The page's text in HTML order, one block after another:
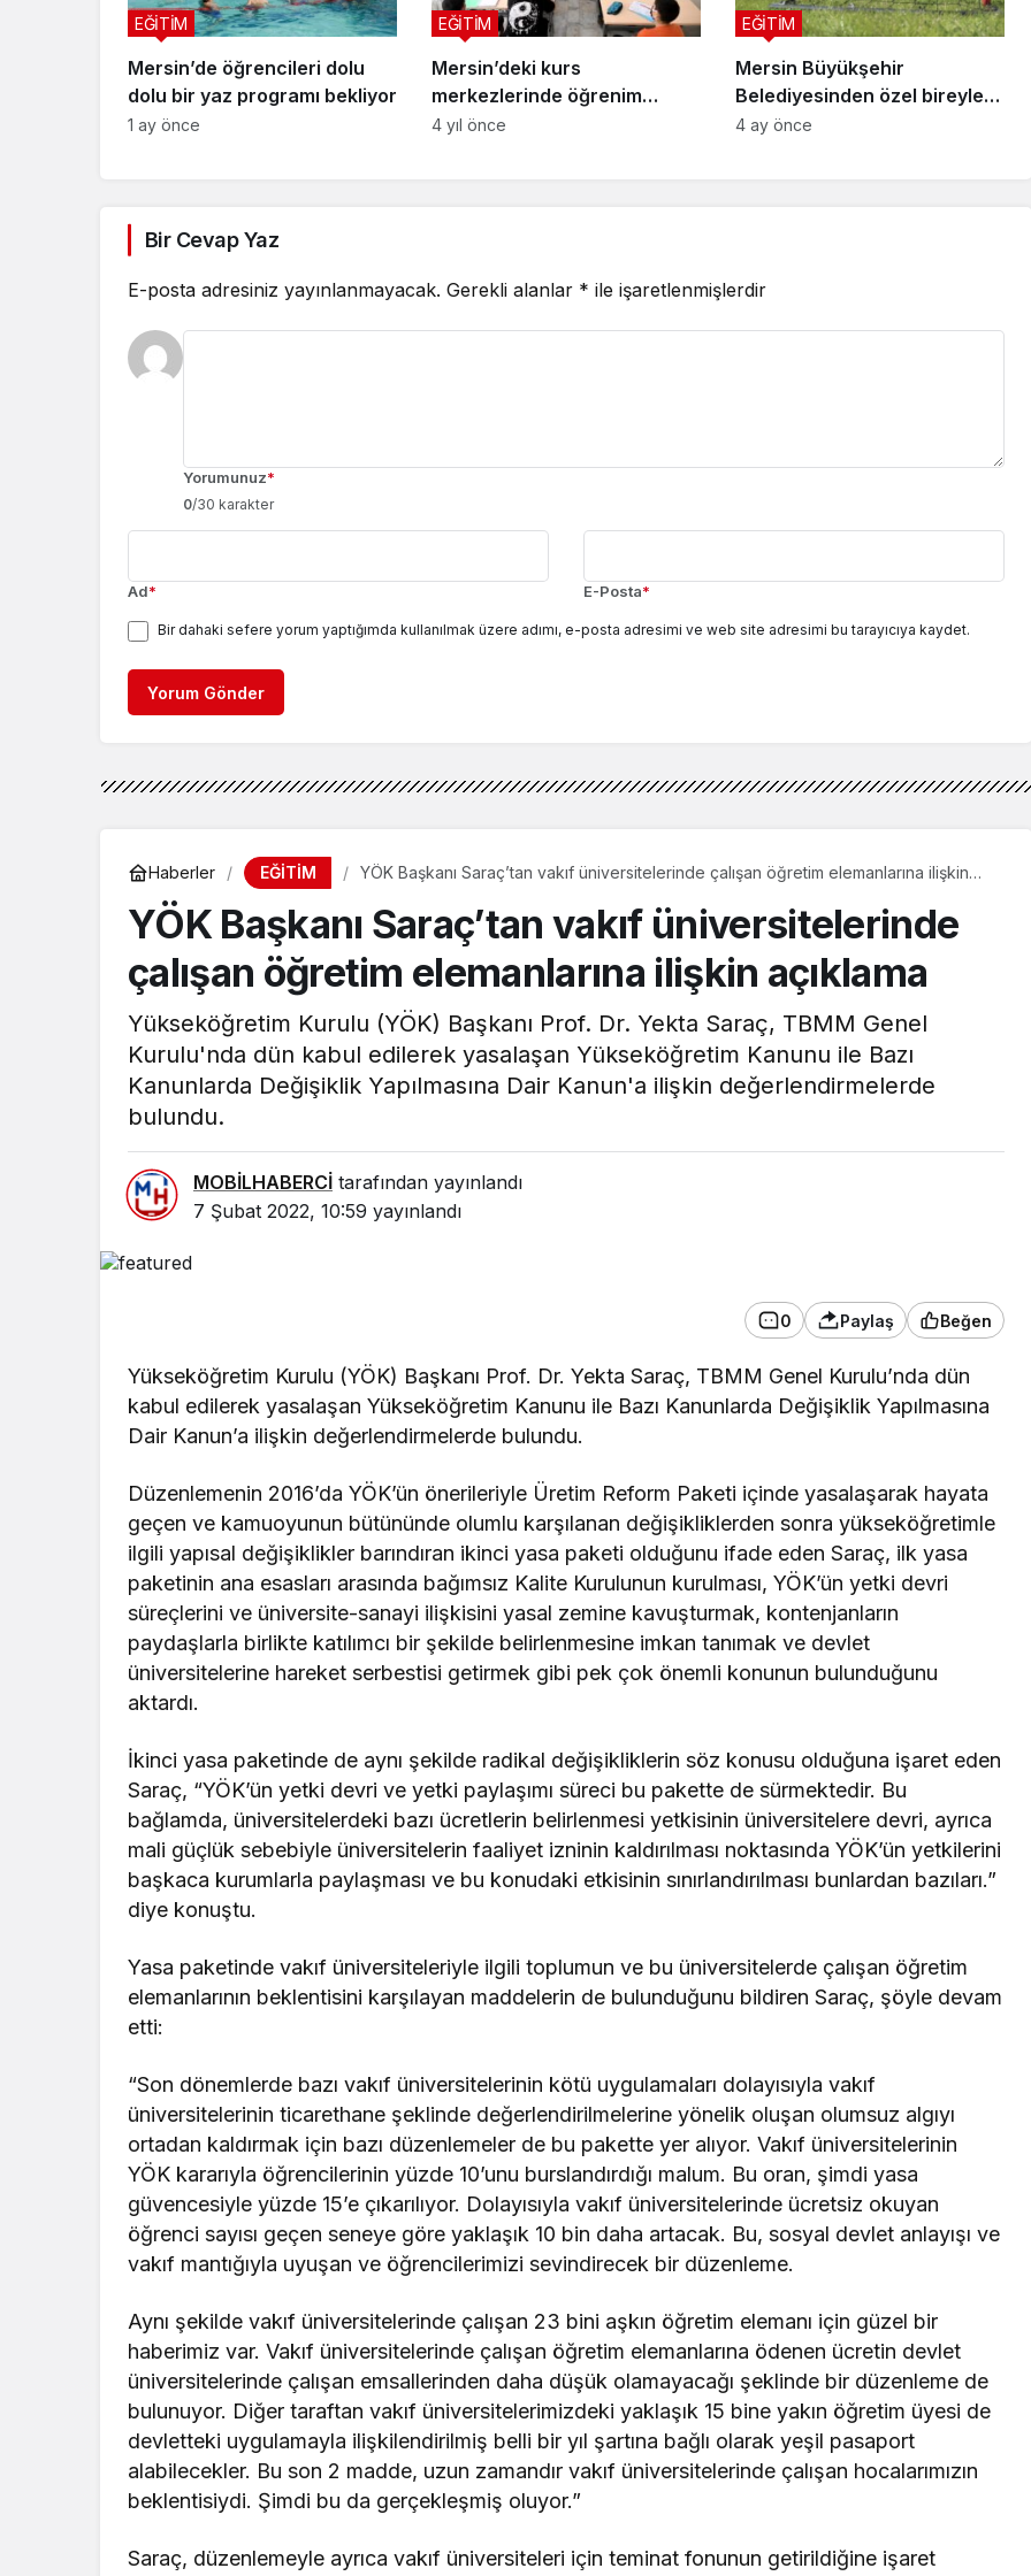
Mersin’de öğrencileri dolu
dolu bir yaz programı bekliyor
EĞİTİM
1 ay önce
Mersin’deki kurs
merkezlerinde öğrenim
desteği alan öğrencilerden
EĞİTİM
4 yıl önce
Mersin Büyükşehir
Belediyesinden özel bireylere
engelsiz yaşam desteği
EĞİTİM
4 ay önce
Bir Cevap Yaz
E-posta adresiniz yayınlanmayacak. Gerekli alanlar * ile işaretlenmişlerdir
Yorumunuz*
0/30 karakter
Ad* E-Posta*
Bir dahaki sefere yorum yaptığımda kullanılmak üzere adımı, e-posta adresimi ve web site adresimi bu tarayıcıya kaydet.
Yorum Gönder
Haberler EĞİTİM
YÖK Başkanı Saraç’tan vakıf üniversitelerinde çalışan öğretim elemanlarına ilişkin
YÖK Başkanı Saraç’tan vakıf üniversitelerinde
çalışan öğretim elemanlarına ilişkin açıklama
Yükseköğretim Kurulu (YÖK) Başkanı Prof. Dr. Yekta Saraç, TBMM Genel
Kurulu'nda dün kabul edilerek yasalaşan Yükseköğretim Kanunu ile Bazı
Kanunlarda Değişiklik Yapılmasına Dair Kanun'a ilişkin değerlendirmelerde
bulundu.
MOBİLHABERCİ tarafından yayınlandı
7 Şubat 2022, 10:59 yayınlandı
0 Paylaş Beğen
Yükseköğretim Kurulu (YÖK) Başkanı Prof. Dr. Yekta Saraç, TBMM Genel Kurulu’nda dün
kabul edilerek yasalaşan Yükseköğretim Kanunu ile Bazı Kanunlarda Değişiklik Yapılmasına
Dair Kanun’a ilişkin değerlendirmelerde bulundu.
Düzenlemenin 2016’da YÖK’ün önerileriyle Üretim Reform Paketi içinde yasalaşarak hayata
geçen ve kamuoyunun bütününde olumlu karşılanan değişikliklerden sonra yükseköğretimle
ilgili yapısal değişiklikler barındıran ikinci yasa paketi olduğunu ifade eden Saraç, ilk yasa
paketinin ana esasları arasında bağımsız Kalite Kurulunun kurulması, YÖK’ün yetki devri
süreçlerini ve üniversite-sanayi ilişkisini yasal zemine kavuşturmak, kontenjanların
paydaşlarla birlikte katılımcı bir şekilde belirlenmesine imkan tanımak ve devlet
üniversitelerine hareket serbestisi getirmek gibi pek çok önemli konunun bulunduğunu
aktardı.
İkinci yasa paketinde de aynı şekilde radikal değişikliklerin söz konusu olduğuna işaret eden
Saraç, “YÖK’ün yetki devri ve yetki paylaşımı süreci bu pakette de sürmektedir. Bu
bağlamda, üniversitelerdeki bazı ücretlerin belirlenmesi yetkisinin üniversitelere devri, ayrıca
mali güçlük sebebiyle üniversitelerin faaliyet izninin kaldırılması noktasında YÖK’ün yetkilerini
başkaca kurumlarla paylaşması ve bu konudaki etkisinin sınırlandırılması bunlardan bazıları.”
diye konuştu.
Yasa paketinde vakıf üniversiteleriyle ilgili toplumun ve bu üniversitelerde çalışan öğretim
elemanlarının beklentisini karşılayan maddelerin de bulunduğunu bildiren Saraç, şöyle devam
etti:
“Son dönemlerde bazı vakıf üniversitelerinin kötü uygulamaları dolayısıyla vakıf
üniversitelerinin ticarethane şeklinde değerlendirilmelerine yönelik oluşan olumsuz algıyı
ortadan kaldırmak için bazı düzenlemeler de bu pakette yer alıyor. Vakıf üniversitelerinin
YÖK kararıyla öğrencilerinin yüzde 10’unu burslandırdığı malum. Bu oran, şimdi yasa
güvencesiyle yüzde 15’e çıkarılıyor. Dolayısıyla vakıf üniversitelerinde ücretsiz okuyan
öğrenci sayısı geçen seneye göre yaklaşık 10 bin daha artacak. Bu, sosyal devlet anlayışı ve
vakıf mantığıyla uyuşan ve öğrencilerimizi sevindirecek bir düzenleme.
Aynı şekilde vakıf üniversitelerinde çalışan 23 bini aşkın öğretim elemanı için güzel bir
haberimiz var. Vakıf üniversitelerinde çalışan öğretim elemanlarına ödenen ücretin devlet
üniversitelerinde çalışan emsallerinden daha düşük olamayacağı şeklinde bir düzenleme de
bulunuyor. Diğer taraftan vakıf üniversitelerimizdeki yaklaşık 15 bine yakın öğretim üyesi de
devletteki uygulamayla ilişkilendirilmiş belli bir yıl şartına bağlı olarak yeşil pasaport
alabilecekler. Bu son 2 madde, uzun zamandır vakıf üniversitelerinde çalışan hocalarımızın
beklentisiydi. Şimdi bu da gerçekleşmiş oluyor.”
Saraç, düzenlemeyle ayrıca vakıf üniversiteleri için teminat fonunun getirildiğine işaret